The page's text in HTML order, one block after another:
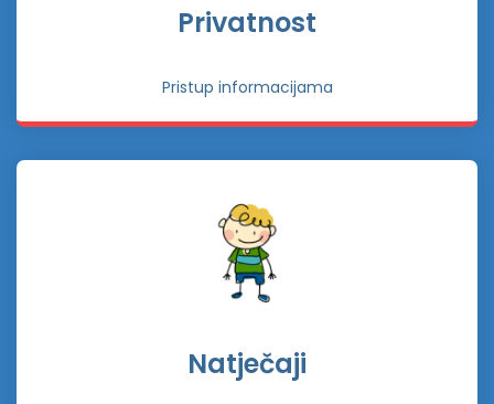
Privatnost
Pristup informacijama
Natječaji